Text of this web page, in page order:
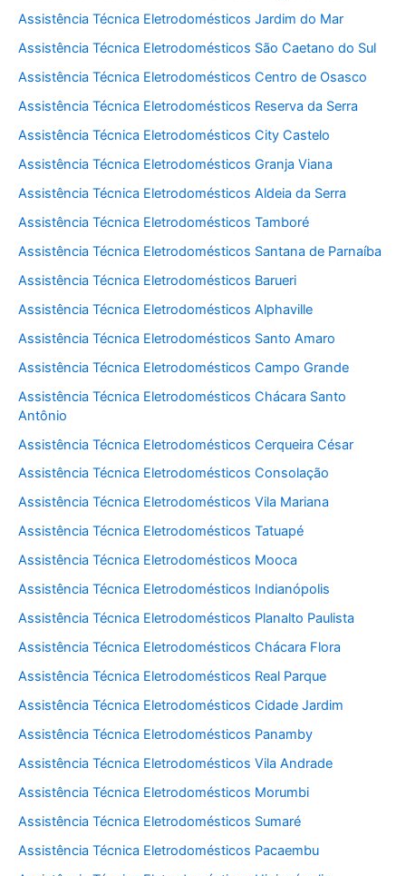
Assistência Técnica Eletrodomésticos Jardim do Mar
Assistência Técnica Eletrodomésticos São Caetano do Sul
Assistência Técnica Eletrodomésticos Centro de Osasco
Assistência Técnica Eletrodomésticos Reserva da Serra
Assistência Técnica Eletrodomésticos City Castelo
Assistência Técnica Eletrodomésticos Granja Viana
Assistência Técnica Eletrodomésticos Aldeia da Serra
Assistência Técnica Eletrodomésticos Tamboré
Assistência Técnica Eletrodomésticos Santana de Parnaíba
Assistência Técnica Eletrodomésticos Barueri
Assistência Técnica Eletrodomésticos Alphaville
Assistência Técnica Eletrodomésticos Santo Amaro
Assistência Técnica Eletrodomésticos Campo Grande
Assistência Técnica Eletrodomésticos Chácara Santo
Antônio
Assistência Técnica Eletrodomésticos Cerqueira César
Assistência Técnica Eletrodomésticos Consolação
Assistência Técnica Eletrodomésticos Vila Mariana
Assistência Técnica Eletrodomésticos Tatuapé
Assistência Técnica Eletrodomésticos Mooca
Assistência Técnica Eletrodomésticos Indianópolis
Assistência Técnica Eletrodomésticos Planalto Paulista
Assistência Técnica Eletrodomésticos Chácara Flora
Assistência Técnica Eletrodomésticos Real Parque
Assistência Técnica Eletrodomésticos Cidade Jardim
Assistência Técnica Eletrodomésticos Panamby
Assistência Técnica Eletrodomésticos Vila Andrade
Assistência Técnica Eletrodomésticos Morumbi
Assistência Técnica Eletrodomésticos Sumaré
Assistência Técnica Eletrodomésticos Pacaembu